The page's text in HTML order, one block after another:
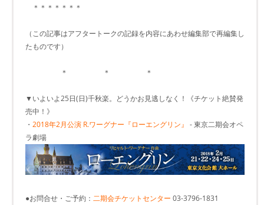
＊＊＊＊＊＊＊
（この記事はアフタートークの記録を内容にあわせ編集部で再編集し
たものです）
＊ ＊ ＊
▼いよいよ25日(日)千秋楽。どうかお見逃しなく！《チケット絶賛発
売中！》
・ 2018年2月公演 R.ワーグナー『ローエングリン』 - 東京二期会オペ
ラ劇場
●お問合せ・ご予約： 二期会チケットセンター 03-3796-1831